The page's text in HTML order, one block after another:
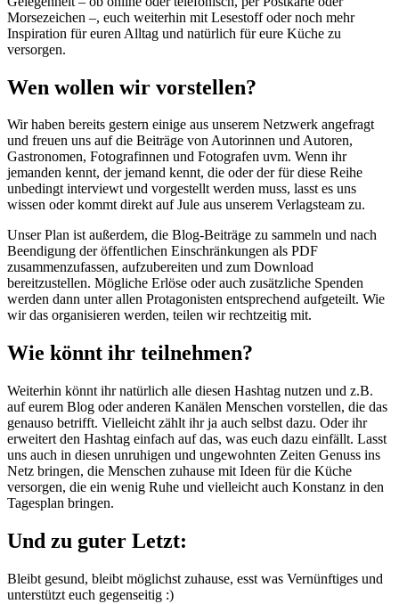
Morsezeichen –, euch weiterhin mit Lesestoff oder noch mehr
Inspiration für euren Alltag und natürlich für eure Küche zu
versorgen.
Wen wollen wir vorstellen?
Wir haben bereits gestern einige aus unserem Netzwerk angefragt
und freuen uns auf die Beiträge von Autorinnen und Autoren,
Gastronomen, Fotografinnen und Fotografen uvm. Wenn ihr
jemanden kennt, der jemand kennt, die oder der für diese Reihe
unbedingt interviewt und vorgestellt werden muss, lasst es uns
wissen oder kommt direkt auf Jule aus unserem Verlagsteam zu.
Unser Plan ist außerdem, die Blog-Beiträge zu sammeln und nach
Beendigung der öffentlichen Einschränkungen als PDF
zusammenzufassen, aufzubereiten und zum Download
bereitzustellen. Mögliche Erlöse oder auch zusätzliche Spenden
werden dann unter allen Protagonisten entsprechend aufgeteilt. Wie
wir das organisieren werden, teilen wir rechtzeitig mit.
Wie könnt ihr teilnehmen?
Weiterhin könnt ihr natürlich alle diesen Hashtag nutzen und z.B.
auf eurem Blog oder anderen Kanälen Menschen vorstellen, die das
genauso betrifft. Vielleicht zählt ihr ja auch selbst dazu. Oder ihr
erweitert den Hashtag einfach auf das, was euch dazu einfällt. Lasst
uns auch in diesen unruhigen und ungewohnten Zeiten Genuss ins
Netz bringen, die Menschen zuhause mit Ideen für die Küche
versorgen, die ein wenig Ruhe und vielleicht auch Konstanz in den
Tagesplan bringen.
Und zu guter Letzt:
Bleibt gesund, bleibt möglichst zuhause, esst was Vernünftiges und
unterstützt euch gegenseitig :)